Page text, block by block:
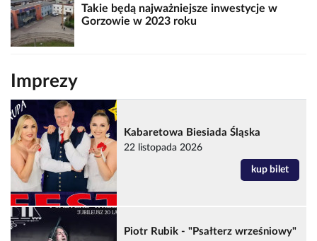
Takie będą najważniejsze inwestycje w
Gorzowie w 2023 roku
Imprezy
Kabaretowa Biesiada Śląska
22 listopada 2026
kup bilet
Piotr Rubik - "Psałterz wrześniowy"